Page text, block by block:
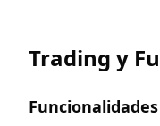
Trading y